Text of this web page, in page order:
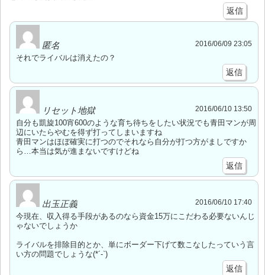
返信
匿名 2016/06/09 23:05
それでライバルは消えたの？
返信
リセット地獄 2016/06/10 13:50
自分も凱旋100宵600のような育ち待ちをしたい状況でも青田マンが周
辺にいたらやむを得ず打ってしまいますね
青田マンはほぼ確実に打つのでそれなら自分が打つ方がましですか
ら…本当は気が進まないですけどね
返信
出玉正義 2016/06/10 17:40
今現在、収入得る手段があるのなら資金15万にこだわる必要ないんじ
ゃないでしょうか
ライバルを排除目的とか、単にボーダー下げて数こなしたっていう言
い方の問題でしょうな(*´-`)
返信